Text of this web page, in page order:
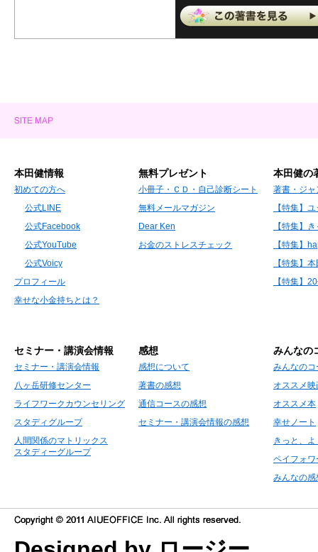
本田健情報
初めての方へ
公式LINE
公式Facebook
公式YouTube
公式Voicy
プロフィール
幸せな小金持ちとは？
無料プレゼント
小冊子・ＣＤ・自己診断シート
無料メールマガジン
Dear Ken
お金のストレスチェック
本田健の
著書・ジャ
【特集】
【特集】
【特集】
【特集】
【特集】
セミナー・講演会情報
セミナー・講演会情報
八ヶ岳研修センター
ライフワークカウンセリング
スタディグループ
人間関係のマトリックス
スタディーグループ
感想
感想について
著書の感想
通信コースの感想
セミナー・講演会情報の感想
みんなの
みんなの
オススメ映
オススメ本
幸せノート
きっと、
ペイフォワ
みんなの感